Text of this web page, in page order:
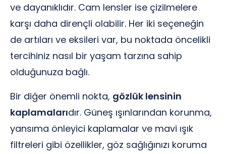
ve dayanıklıdır. Cam lensler ise çizilmelere
karşı daha dirençli olabilir. Her iki seçeneğin
de artıları ve eksileri var, bu noktada öncelikli
tercihiniz nasıl bir yaşam tarzına sahip
olduğunuza bağlı.
Bir diğer önemli nokta, gözlük lensinin
kaplamalarıdır. Güneş ışınlarından korunma,
yansıma önleyici kaplamalar ve mavi ışık
filtreleri gibi özellikler, göz sağlığınızı koruma